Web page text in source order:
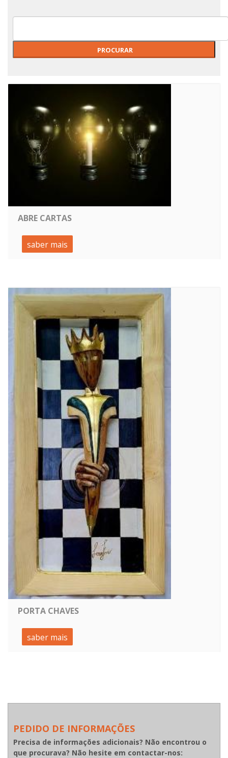
ABRE CARTAS
saber mais
PORTA CHAVES
saber mais
PEDIDO DE INFORMAÇÕES
Precisa de informações adicionais? Não encontrou o
que procurava? Não hesite em contactar-nos: